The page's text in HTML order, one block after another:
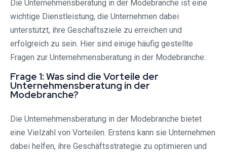
Die Unternehmensberatung in der Modebranche ist eine
wichtige Dienstleistung, die Unternehmen dabei
unterstützt, ihre Geschäftsziele zu erreichen und
erfolgreich zu sein. Hier sind einige häufig gestellte
Fragen zur Unternehmensberatung in der Modebranche:
Frage 1: Was sind die Vorteile der
Unternehmensberatung in der
Modebranche?
Die Unternehmensberatung in der Modebranche bietet
eine Vielzahl von Vorteilen. Erstens kann sie Unternehmen
dabei helfen, ihre Geschäftsstrategie zu optimieren und